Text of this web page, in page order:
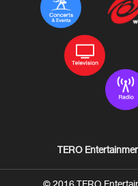
TERO